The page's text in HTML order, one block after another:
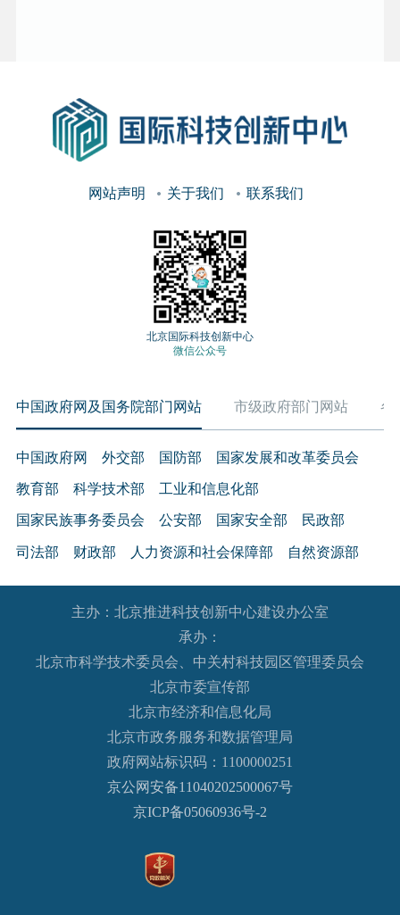
网站声明 关于我们 联系我们
北京国际科技创新中心
微信公众号
中国政府网及国务院部门网站 市级政府部门网站 各
中国政府网 外交部 国防部 国家发展和改革委员会
教育部 科学技术部 工业和信息化部
国家民族事务委员会 公安部 国家安全部 民政部
司法部 财政部 人力资源和社会保障部 自然资源部
生态环境部 住房和城乡建设部 交通运输部 水利部
农业农村部 商务部 文化和旅游部
退役军人事务部
国家语言文字工作委员会
国家航天局 国家原子能机构
国家核安全局
国务院国有资产监督管理委员会
国家市场监督管理总局
国家医疗保障局
主办：北京推进科技创新中心建设办公室
承办：
北京市科学技术委员会、中关村科技园区管理委员会
北京市委宣传部
北京市经济和信息化局
北京市政务服务和数据管理局
政府网站标识码：1100000251
京公网安备11040202500067号
京ICP备05060936号-2